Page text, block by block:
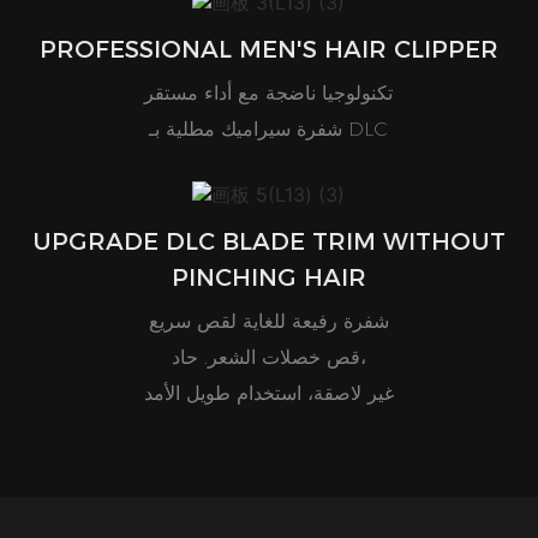
PROFESSIONAL MEN'S HAIR CLIPPER
تكنولوجيا ناضجة مع أداء مستقر
شفرة سيراميك مطلية بـ DLC
UPGRADE DLC BLADE TRIM WITHOUT
PINCHING HAIR
شفرة رفيعة للغاية لقص سريع
قص خصلات الشعر. حاد،
غير لاصقة، استخدام طويل الأمد